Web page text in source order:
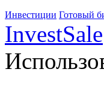
Инвестиции Готовый
InvestSale